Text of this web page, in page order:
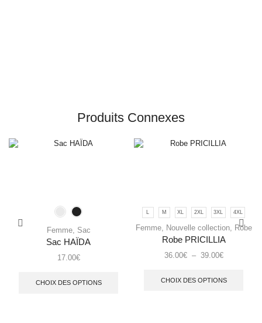
Produits Connexes
Femme, Sac
Sac HAÏDA
17.00€
CHOIX DES OPTIONS
L M XL 2XL 3XL 4XL
Femme, Nouvelle collection, Robe
Robe PRICILLIA
36.00€ – 39.00€
CHOIX DES OPTIONS